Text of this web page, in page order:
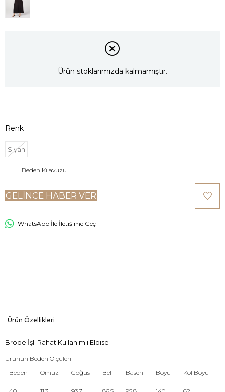
Ürün stoklarımızda kalmamıştır.
Renk
Siyah
Beden Kılavuzu
GELINCE HABER VER
WhatsApp İle İletişime Geç
Ürün Özellikleri
Brode İşli Rahat Kullanımlı Elbise
Ürünün Beden Ölçüleri
Beden
Omuz Göğüs Bel Basen Boyu Kol Boyu